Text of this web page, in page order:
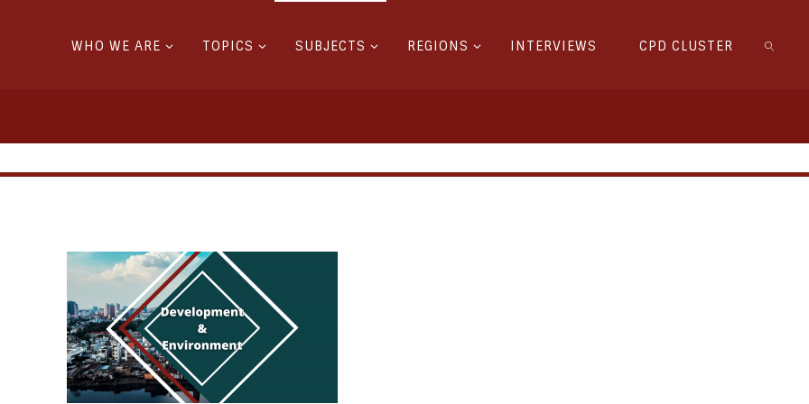
WHO WE ARE TOPICS SUBJECTS REGIONS INTERVIEWS CPD CLUSTER